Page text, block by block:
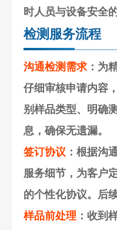
时人员与设备安全
检测服务流程
沟通检测需求 ：为
仔细审核申请内容
别样品类型、明确
息，确保无遗漏。
签订协议 ：根据沟
服务细节，为客户
的个性化协议。后
样品前处理 ：收到